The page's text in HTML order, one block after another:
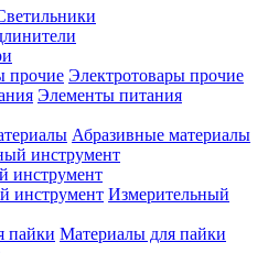
Электротовары прочие
Элементы питания
Абразивные материалы
инструмент
Измерительный
Материалы для пайки